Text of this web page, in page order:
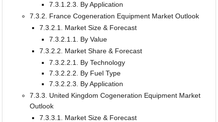
7.3.1.2.3. By Application
7.3.2. France Cogeneration Equipment Market Outlook
7.3.2.1. Market Size & Forecast
7.3.2.1.1. By Value
7.3.2.2. Market Share & Forecast
7.3.2.2.1. By Technology
7.3.2.2.2. By Fuel Type
7.3.2.2.3. By Application
7.3.3. United Kingdom Cogeneration Equipment Market
Outlook
7.3.3.1. Market Size & Forecast